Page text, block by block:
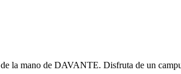
la mano de DAVANTE. Disfruta de un